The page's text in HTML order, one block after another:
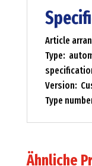
Article
Type:
Version:
Type
Ähnliche